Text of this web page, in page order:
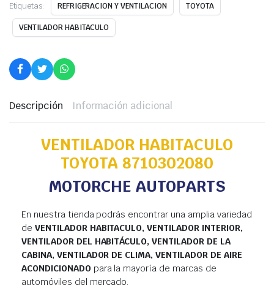
Etiquetas: REFRIGERACION Y VENTILACION TOYOTA
VENTILADOR HABITACULO
Descripción Información adicional
VENTILADOR HABITACULO
TOYOTA 8710302080
MOTORCHE AUTOPARTS
En nuestra tienda podrás encontrar una amplia variedad
de VENTILADOR HABITACULO, VENTILADOR INTERIOR,
VENTILADOR DEL HABITÁCULO, VENTILADOR DE LA
CABINA, VENTILADOR DE CLIMA, VENTILADOR DE AIRE
ACONDICIONADO para la mayoría de marcas de
automóviles del mercado.